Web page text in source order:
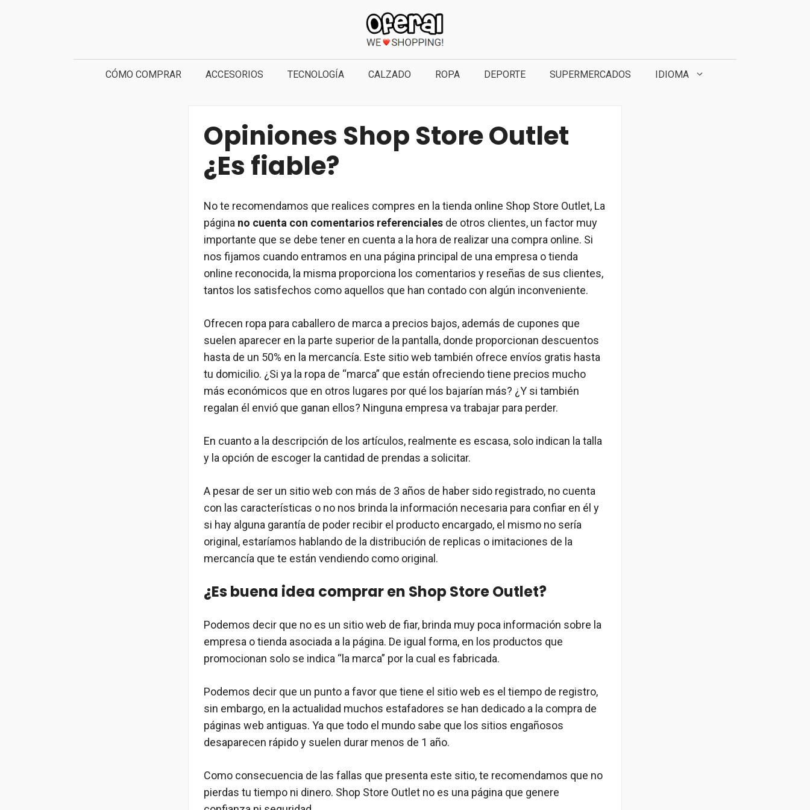
CÓMO COMPRAR ACCESORIOS TECNOLOGÍA CALZADO ROPA DEPORTE SUPERMERCADOS IDIOMA
Opiniones Shop Store Outlet
¿Es fiable?
No te recomendamos que realices compres en la tienda online Shop Store Outlet, La
página no cuenta con comentarios referenciales de otros clientes, un factor muy
importante que se debe tener en cuenta a la hora de realizar una compra online. Si
nos fijamos cuando entramos en una página principal de una empresa o tienda
online reconocida, la misma proporciona los comentarios y reseñas de sus clientes,
tantos los satisfechos como aquellos que han contado con algún inconveniente.
Ofrecen ropa para caballero de marca a precios bajos, además de cupones que
suelen aparecer en la parte superior de la pantalla, donde proporcionan descuentos
hasta de un 50% en la mercancía. Este sitio web también ofrece envíos gratis hasta
tu domicilio. ¿Si ya la ropa de “marca” que están ofreciendo tiene precios mucho
más económicos que en otros lugares por qué los bajarían más? ¿Y si también
regalan él envió que ganan ellos? Ninguna empresa va trabajar para perder.
En cuanto a la descripción de los artículos, realmente es escasa, solo indican la talla
y la opción de escoger la cantidad de prendas a solicitar.
A pesar de ser un sitio web con más de 3 años de haber sido registrado, no cuenta
con las características o no nos brinda la información necesaria para confiar en él y
si hay alguna garantía de poder recibir el producto encargado, el mismo no sería
original, estaríamos hablando de la distribución de replicas o imitaciones de la
mercancía que te están vendiendo como original.
¿Es buena idea comprar en Shop Store Outlet?
Podemos decir que no es un sitio web de fiar, brinda muy poca información sobre la
empresa o tienda asociada a la página. De igual forma, en los productos que
promocionan solo se indica “la marca” por la cual es fabricada.
Podemos decir que un punto a favor que tiene el sitio web es el tiempo de registro,
sin embargo, en la actualidad muchos estafadores se han dedicado a la compra de
páginas web antiguas. Ya que todo el mundo sabe que los sitios engañosos
desaparecen rápido y suelen durar menos de 1 año.
Como consecuencia de las fallas que presenta este sitio, te recomendamos que no
pierdas tu tiempo ni dinero. Shop Store Outlet no es una página que genere